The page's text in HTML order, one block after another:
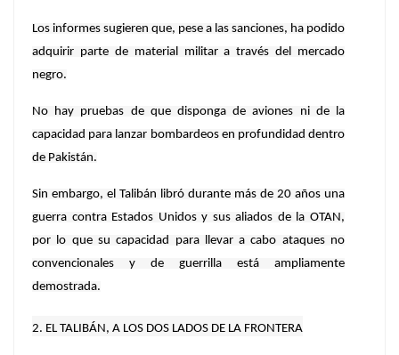
Los informes sugieren que, pese a las sanciones, ha podido
adquirir parte de material militar a través del mercado
negro.
No hay pruebas de que disponga de aviones ni de la
capacidad para lanzar bombardeos en profundidad dentro
de Pakistán.
Sin embargo, el Talibán libró durante más de 20 años una
guerra contra Estados Unidos y sus aliados de la OTAN,
por lo que su capacidad para llevar a cabo ataques no
convencionales y de guerrilla está ampliamente
demostrada.
2. EL TALIBÁN, A LOS DOS LADOS DE LA FRONTERA